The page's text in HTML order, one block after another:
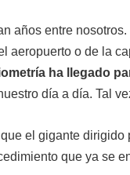
años entre
aeropuerto o de la
ha llegado
día a día. Tal
el gigante dirigido
que ya se